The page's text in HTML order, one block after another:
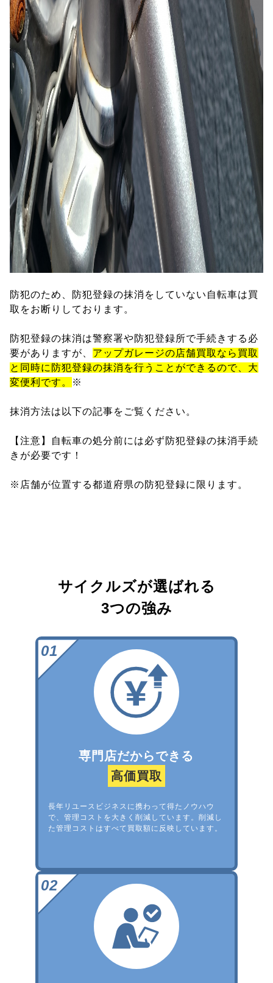
防犯のため、防犯登録の抹消をしていない自転車は買
取をお断りしております。
防犯登録の抹消は警察署や防犯登録所で手続きする必
要がありますが、 アップガレージの店舗買取なら買取
と同時に防犯登録の抹消を行うことができるので、大
変便利です。
※
抹消方法は以下の記事をご覧ください。
【注意】自転車の処分前には必ず防犯登録の抹消手続
きが必要です！
※店舗が位置する都道府県の防犯登録に限ります。
サイクルズが選ばれる
3つの強み
専門店だからできる
高価買取
長年リユースビジネスに携わって得たノウハウ
で、管理コストを大きく削減しています。削減し
た管理コストはすべて買取額に反映しています。